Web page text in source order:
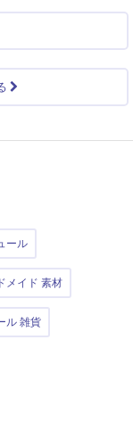
ール
メイド 素材
ル 雑貨